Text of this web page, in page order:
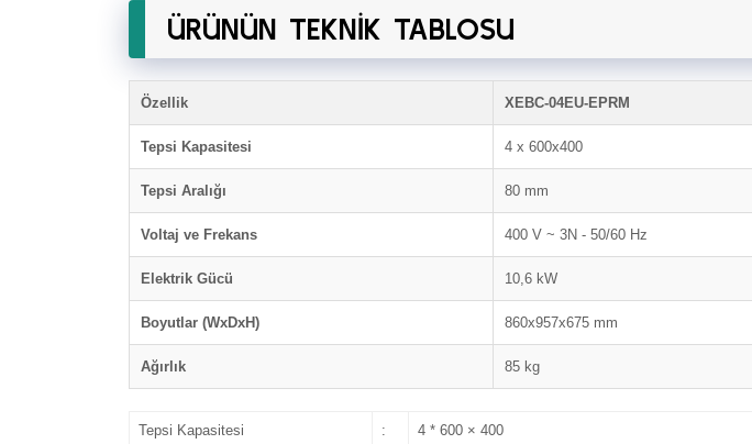
ÜRÜNÜN TEKNİK TABLOSU
Özellik XEBC-04EU-EPRM
Tepsi Kapasitesi 4 x 600x400
Tepsi Aralığı 80 mm
Voltaj ve Frekans 400 V ~ 3N - 50/60 Hz
Elektrik Gücü 10,6 kW
Boyutlar (WxDxH) 860x957x675 mm
Ağırlık 85 kg
Tepsi Kapasitesi : 4 * 600 × 400